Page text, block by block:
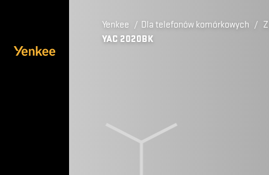
Yenkee / Dla telefonów komórkowych /
YAC 2020BK